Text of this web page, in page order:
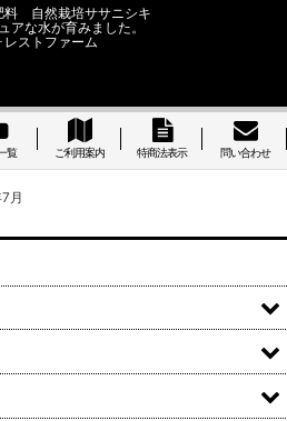
自然栽培ササニシキ
アな水が育みました。
レストファーム
覧 ご利用案内 特商法表示 問い合わせ
月